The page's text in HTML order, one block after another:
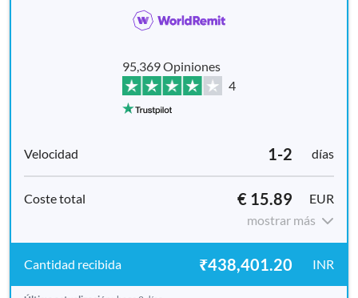
95,369 Opiniones
4
1-2 días
€ 15.89
EUR
mostrar más
₹438,401.20 INR